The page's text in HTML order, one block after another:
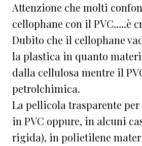
Attenzione che molti
cellophane con il PVC…..è
Dubito che il cellophane
la plastica in quanto
dalla cellulosa mentre il
petrolchimica.
La pellicola trasparente
in PVC oppure, in alcuni
rigida), in polietilene